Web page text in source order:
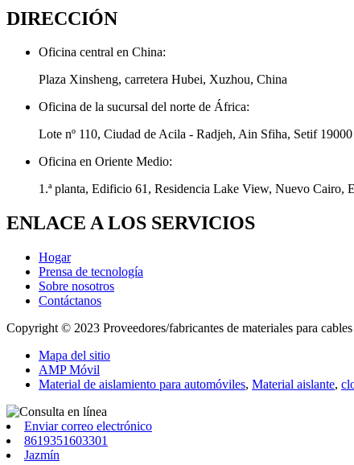
DIRECCIÓN
Oficina central en China:
Plaza Xinsheng, carretera Hubei, Xuzhou, China
Oficina de la sucursal del norte de África:
Lote nº 110, Ciudad de Acila - Radjeh, Ain Sfiha, Setif
Oficina en Oriente Medio:
1.ª planta, Edificio 61, Residencia Lake View, Nuevo Cairo,
ENLACE A LOS SERVICIOS
Hogar
Prensa de tecnología
Sobre nosotros
Contáctanos
Copyright © 2023 Proveedores/fabricantes de materiales para
Mapa del sitio
AMP Móvil
Material de aislamiento para automóviles, Material aislante,
Enviar correo electrónico
8619351603301
Jazmín